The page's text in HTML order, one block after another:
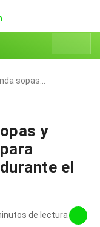
sopas…
y
el
de lectura